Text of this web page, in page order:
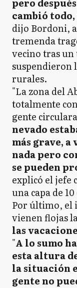
pero
cambió
dijo Bordoni,
tremenda
vecino tras
suspendieron
rurales.
"La zona del
totalmente
gente
nevado
más grave, a
nada pero
se pueden
explicó el jefe
una capa de
Por último, el
vienen flojas
las
"A lo sumo
esta altura
la situación
gente no